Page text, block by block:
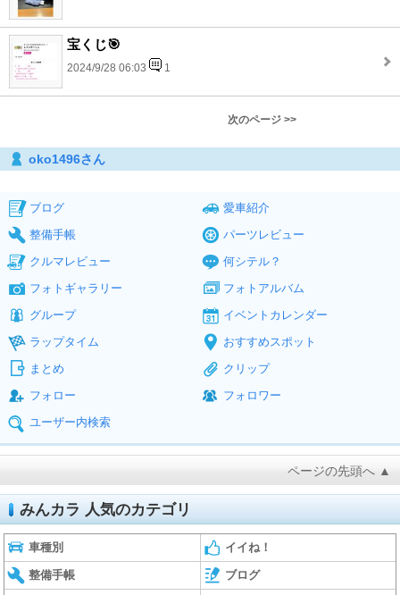
宝くじ🎯
2024/9/28 06:03 1
次のページ >>
oko1496さん
ブログ
愛車紹介
整備手帳
パーツレビュー
クルマレビュー
何シテル？
フォトギャラリー
フォトアルバム
グループ
イベントカレンダー
ラップタイム
おすすめスポット
まとめ
クリップ
フォロー
フォロワー
ユーザー内検索
ページの先頭へ ▲
みんカラ 人気のカテゴリ
車種別 イイね！
整備手帳 ブログ